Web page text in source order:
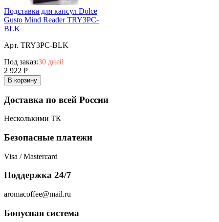
Подставка для капсул Dolce
Gusto Mind Reader TRY3PC-
BLK
Арт. TRY3PC-BLK
Под заказ:30 дней
2 922 Р
В корзину
Доставка по всей России
Несколькими ТК
Безопасные платежи
Visa / Mastercard
Поддержка 24/7
aromacoffee@mail.ru
Бонусная система